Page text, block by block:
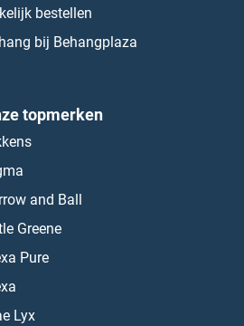
bestellen
bij Behangplaza
topmerken
and Ball
Greene
Pure
Lyx